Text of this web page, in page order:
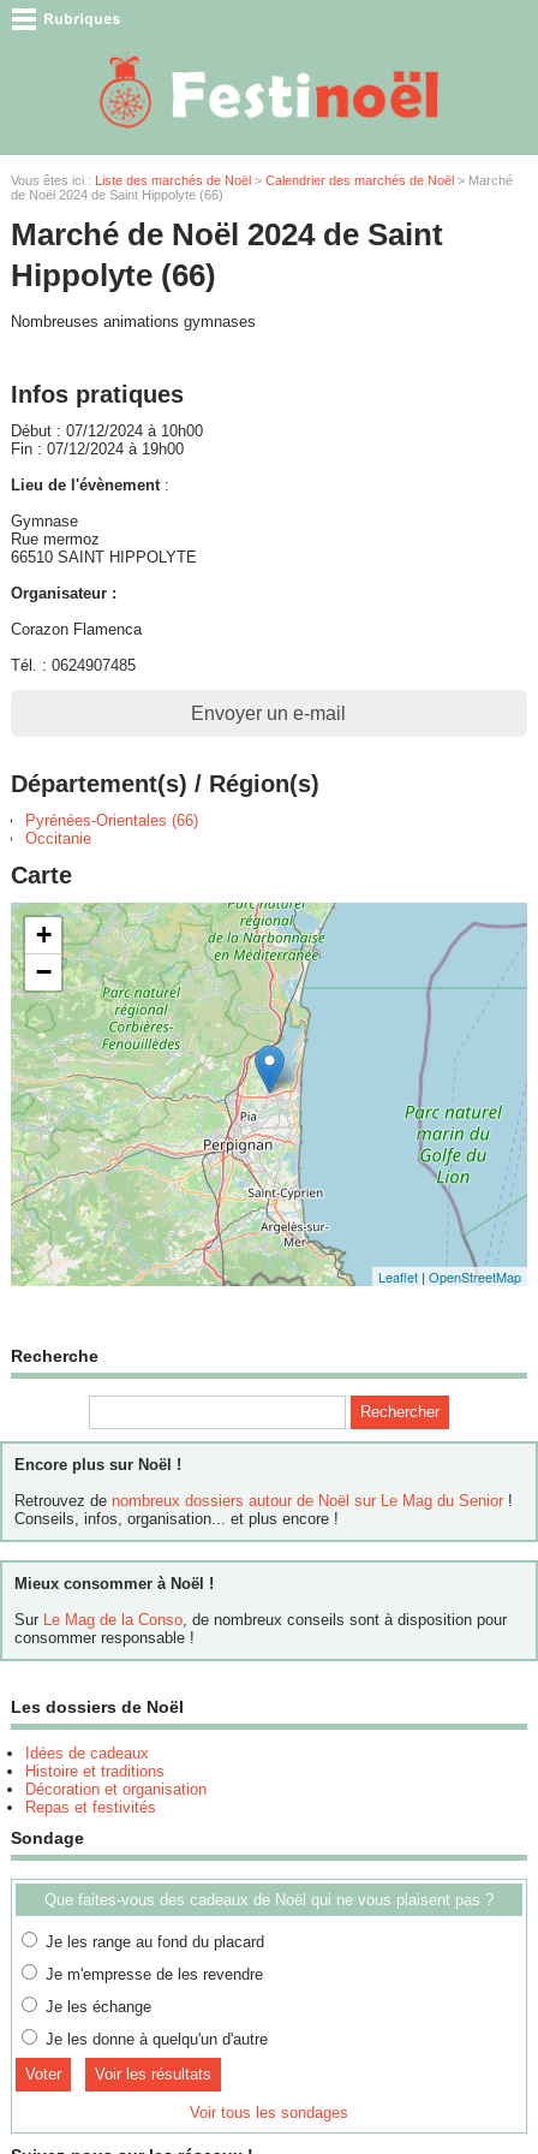
Vous êtes ici : Liste des marchés de Noël> Calendrier des marchés de Noël> Marché
de Noël 2024 de Saint Hippolyte (66)
Marché de Noël 2024 de Saint
Hippolyte (66)
Nombreuses animations gymnases
Infos pratiques
Début : 07/12/2024 à 10h00
Fin : 07/12/2024 à 19h00
Lieu de l'évènement:
Gymnase
Rue mermoz
66510 SAINT HIPPOLYTE
Organisateur :
Corazon Flamenca
Tél. : 0624907485
Envoyer un e-mail
Département(s) / Région(s)
Pyrénées-Orientales (66)
Occitanie
Carte
+
−
Leaflet |OpenStreetMap
Recherche
Encore plus sur Noël !
Retrouvez de nombreux dossiers autour de Noël sur Le Mag du Senior !
Conseils, infos, organisation... et plus encore !
Mieux consommer à Noël !
Sur
Le Mag de la Conso , de nombreux conseils sont à disposition pour
consommer responsable !
Les dossiers de Noël
Idées de cadeaux
Histoire et traditions
Décoration et organisation
Repas et festivités
Sondage
Que faites-vous des cadeaux de Noël qui ne vous plaisent pas ?
Je les range au fond du placard
Je m'empresse de les revendre
Je les échange
Je les donne à quelqu'un d'autre
Voir les résultats
Voir tous les sondages